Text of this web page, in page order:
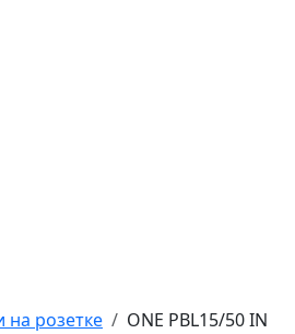
на розетке ONE PBL15/50 IN